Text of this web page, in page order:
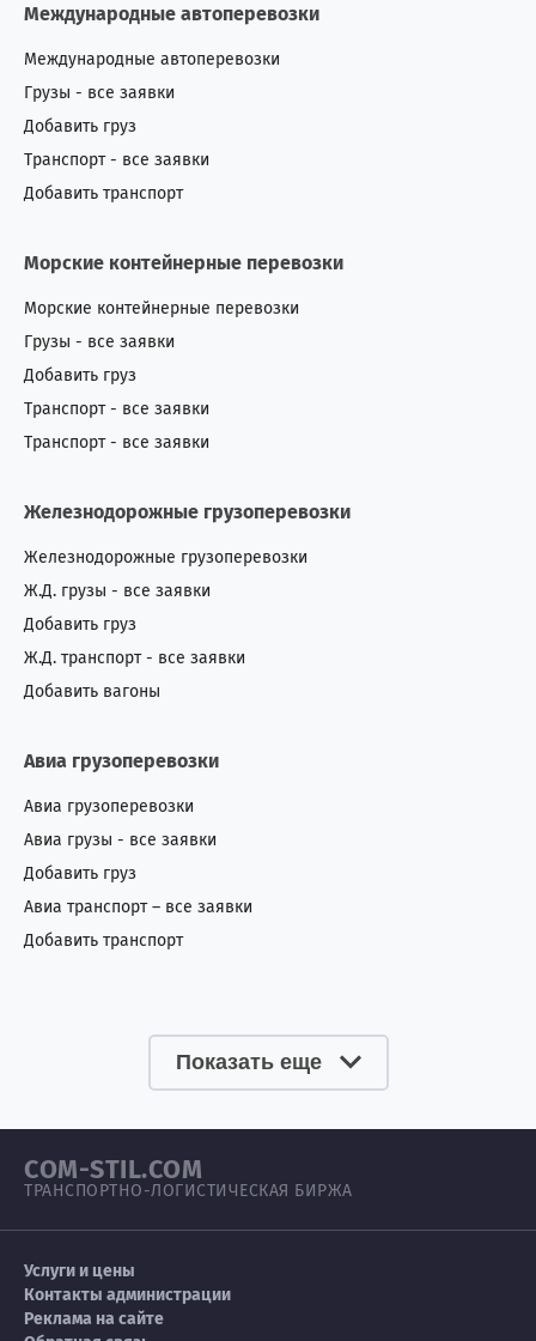
Международные автоперевозки
Международные автоперевозки
Грузы - все заявки
Добавить груз
Транспорт - все заявки
Добавить транспорт
Морские контейнерные перевозки
Морские контейнерные перевозки
Грузы - все заявки
Добавить груз
Транспорт - все заявки
Транспорт - все заявки
Железнодорожные грузоперевозки
Железнодорожные грузоперевозки
Ж.Д. грузы - все заявки
Добавить груз
Ж.Д. транспорт - все заявки
Добавить вагоны
Авиа грузоперевозки
Авиа грузоперевозки
Авиа грузы - все заявки
Добавить груз
Авиа транспорт – все заявки
Добавить транспорт
Показать еще
COM-STIL.COM
ТРАНСПОРТНО-ЛОГИСТИЧЕСКАЯ БИРЖА
Услуги и цены
Контакты администрации
Реклама на сайте